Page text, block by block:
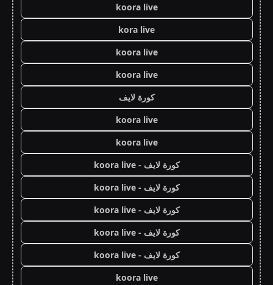
koora live
kora live
koora live
koora live
كورة لايف
koora live
koora live
كورة لايف - koora live
كورة لايف - koora live
كورة لايف - koora live
كورة لايف - koora live
كورة لايف - koora live
koora live